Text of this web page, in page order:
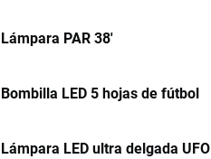
Lámpara PAR 38'
Bombilla LED 5 hojas de fútbol
Lámpara LED ultra delgada UFO